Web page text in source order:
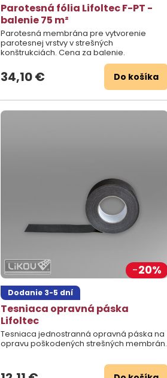
Parotesná fólia Lifoltec F-PT -
balenie 75 m²
Parotesná membrána pre vytvorenie
parotesnej vrstvy v strešných
konštrukciách. Cena za balenie.
34,10 € Do košíka
20%
Dodanie 3-5 dní
Tesniaca opravná páska
Lifoltec
Tesniaca jednostranná opravná páska na
opravu poškodených strešných membrán.